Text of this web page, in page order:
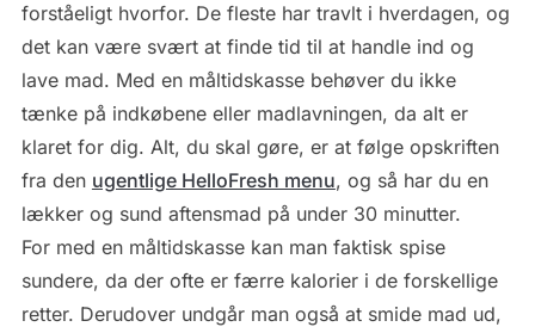
forståeligt hvorfor. De fleste har travlt i hverdagen, og
det kan være svært at finde tid til at handle ind og
lave mad. Med en måltidskasse behøver du ikke
tænke på indkøbene eller madlavningen, da alt er
klaret for dig. Alt, du skal gøre, er at følge opskriften
fra den ugentlige HelloFresh menu, og så har du en
lækker og sund aftensmad på under 30 minutter.
For med en måltidskasse kan man faktisk spise
sundere, da der ofte er færre kalorier i de forskellige
retter. Derudover undgår man også at smide mad ud,